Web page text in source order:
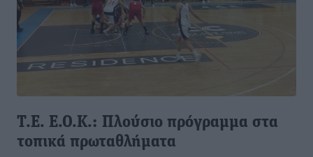
Τ.Ε. Ε.Ο.Κ.: Πλούσιο πρόγραμμα στα
τοπικά πρωταθλήματα